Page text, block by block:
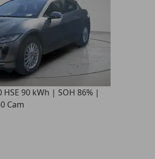
HSE 90 kWh | SOH 86% |
Cam